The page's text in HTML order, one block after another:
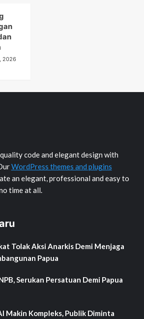
2026
code and elegant design with
WordPress themes and plugins
an elegant, professional and easy to
time at all.
Tolak Aksi Anarkis Demi Menjaga
Papua
Serukan Persatuan Demi Papua
Makin Kompleks, Publik Diminta